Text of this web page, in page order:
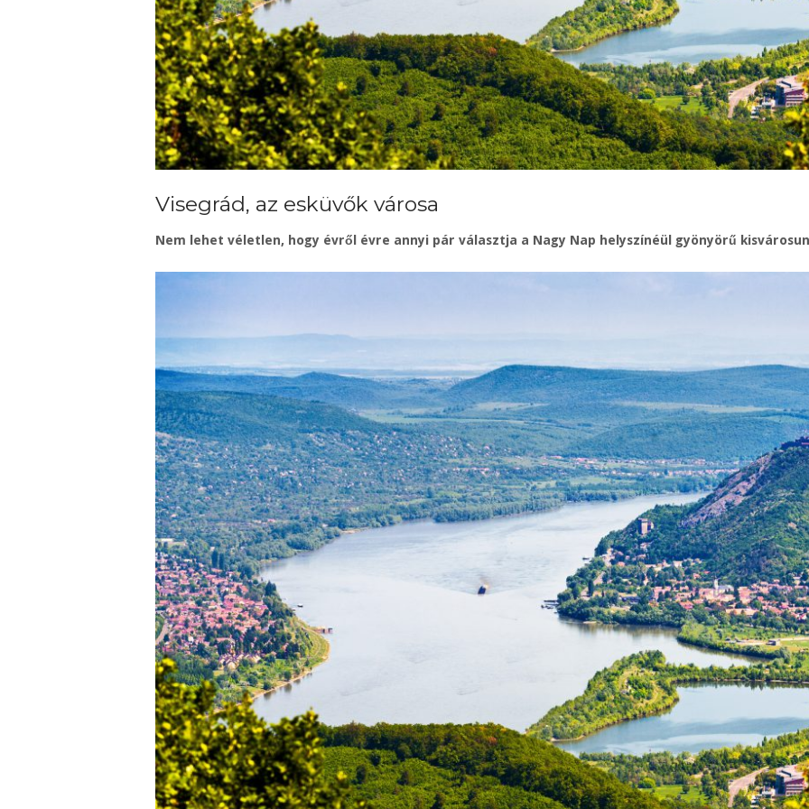
Visegrád, az esküvők városa
Nem lehet véletlen, hogy évről évre annyi pár választja a Nagy Nap helyszínéül gyönyörű